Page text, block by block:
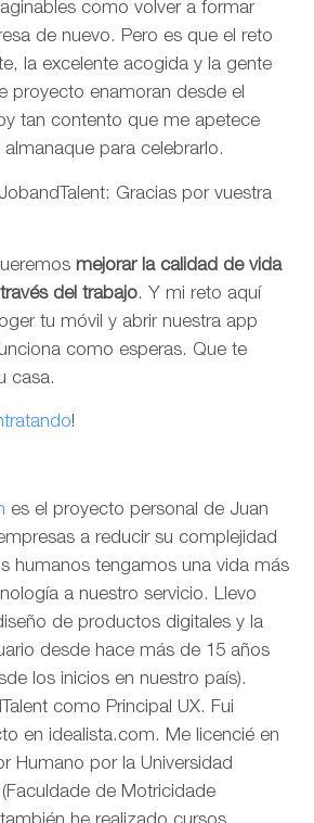
como volver a formar
de nuevo. Pero es que el reto
la excelente acogida y la gente
proyecto enamoran desde el
tan contento que me apetece
para celebrarlo.
Gracias por vuestra
mejorar la calidad de vida
del trabajo. Y mi reto aquí
tu móvil y abrir nuestra app
como esperas. Que te
casa.
!
es el proyecto personal de Juan
a reducir su complejidad
humanos tengamos una vida más
a nuestro servicio. Llevo
de productos digitales y la
desde hace más de 15 años
los inicios en nuestro país).
como Principal UX. Fui
en idealista.com. Me licencié en
Humano por la Universidad
de Motricidade